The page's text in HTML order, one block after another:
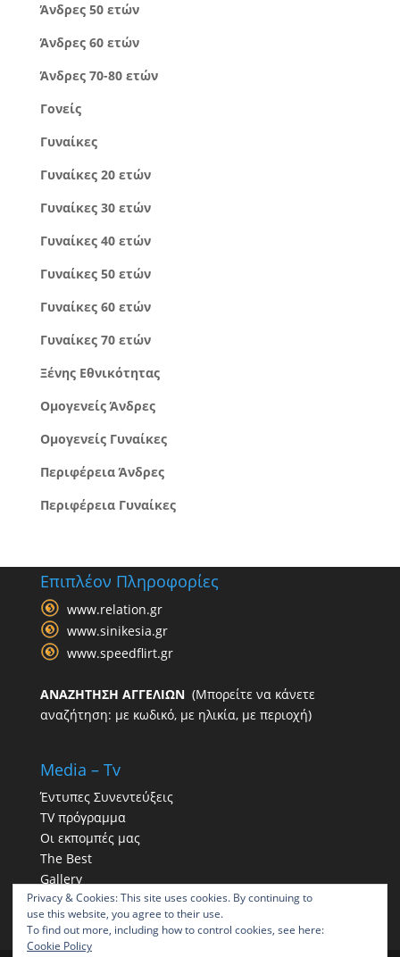
Άνδρες 50 ετών
Άνδρες 60 ετών
Άνδρες 70-80 ετών
Γονείς
Γυναίκες
Γυναίκες 20 ετών
Γυναίκες 30 ετών
Γυναίκες 40 ετών
Γυναίκες 50 ετών
Γυναίκες 60 ετών
Γυναίκες 70 ετών
Ξένης Εθνικότητας
Ομογενείς Άνδρες
Ομογενείς Γυναίκες
Περιφέρεια Άνδρες
Περιφέρεια Γυναίκες
Επιπλέον Πληροφορίες
www.relation.gr
www.sinikesia.gr
www.speedflirt.gr
ΑΝΑΖΗΤΗΣΗ ΑΓΓΕΛΙΩΝ(Μπορείτε να κάνετε
αναζήτηση: με κωδικό, με ηλικία, με περιοχή)
Media – Tv
Έντυπες Συνεντεύξεις
TV πρόγραμμα
Οι εκπομπές μας
The Best
Gallery
Η παρουσία μας στα social
Privacy & Cookies: This site uses cookies. By continuing to
use this website, you agree to their use.
To find out more, including how to control cookies, see here:
Cookie Policy